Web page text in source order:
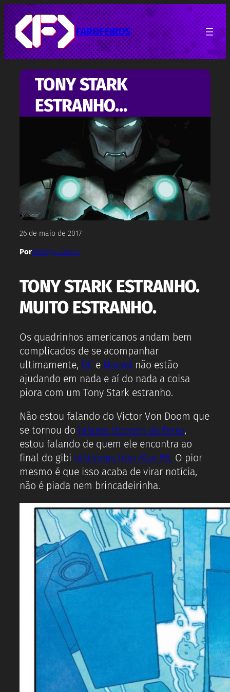
Pular
para
o
conteúdo
FAROFEIROS
TONY STARK
ESTRANHO…
26 de maio de 2017
PorRodrigo Castro
TONY STARK ESTRANHO.
MUITO ESTRANHO.
Os quadrinhos americanos andam bem
complicados de se acompanhar
ultimamente, DC e Marvel não estão
ajudando em nada e aí do nada a coisa
piora com um Tony Stark estranho.
Não estou falando do Victor Von Doom que
se tornou do Infame Homem de Ferro,
estou falando de quem ele encontra ao
final do gibi Infamous Iron Man #8. O pior
mesmo é que isso acaba de virar notícia,
não é piada nem brincadeirinha.